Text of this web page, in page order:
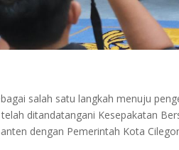
salah satu langkah menuju
ditandatangani Kesepakatan
dengan Pemerintah Kota